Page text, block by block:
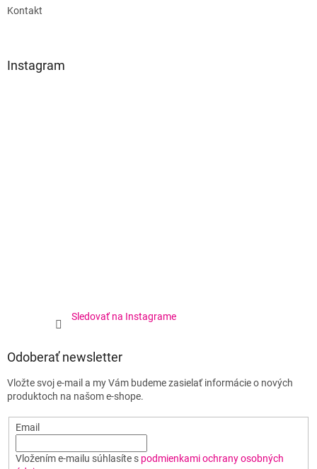
Kontakt
Instagram
Sledovať na Instagrame
Odoberať newsletter
Vložte svoj e-mail a my Vám budeme zasielať informácie o nových
produktoch na našom e-shope.
Email
Vložením e-mailu súhlasíte s podmienkami ochrany osobných